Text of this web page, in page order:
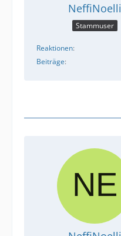
NeffiNoelli
Stammuser
Reaktionen
Beiträge